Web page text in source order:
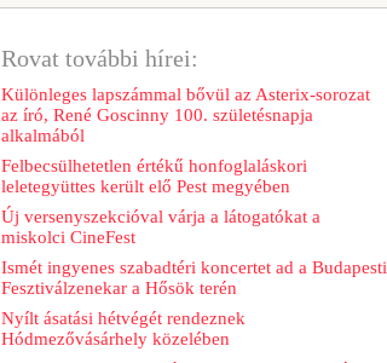
Rovat további hírei:
Különleges lapszámmal bővül az Asterix-sorozat
az író, René Goscinny 100. születésnapja
alkalmából
Felbecsülhetetlen értékű honfoglaláskori
leletegyüttes került elő Pest megyében
Új versenyszekcióval várja a látogatókat a
miskolci CineFest
Ismét ingyenes szabadtéri koncertet ad a Budapesti
Fesztiválzenekar a Hősök terén
Nyílt ásatási hétvégét rendeznek
Hódmezővásárhely közelében